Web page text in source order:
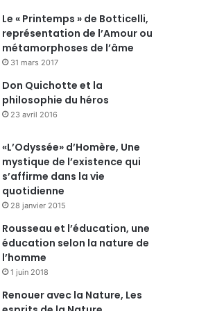
Le « Printemps » de Botticelli,
représentation de l’Amour ou
métamorphoses de l’âme
31 mars 2017
Don Quichotte et la
philosophie du héros
23 avril 2016
«L’Odyssée» d’Homère, Une
mystique de l’existence qui
s’affirme dans la vie
quotidienne
28 janvier 2015
Rousseau et l’éducation, une
éducation selon la nature de
l’homme
1 juin 2018
Renouer avec la Nature, Les